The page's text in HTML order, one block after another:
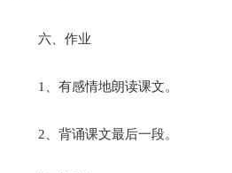
六、作业
1、有感情地朗读课文。
2、背诵课文最后一段。